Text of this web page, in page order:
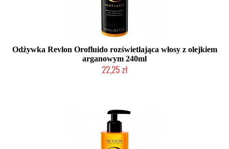
Odżywka Revlon Orofluido rozświetlająca włosy z olejkiem
arganowym 240ml
22,25 zł